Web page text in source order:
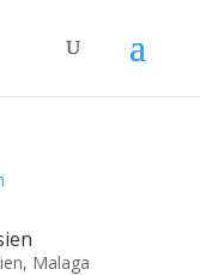
, Malaga